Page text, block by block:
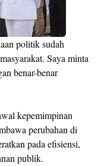
politik sudah
Saya minta
benar-benar
kepemimpinan
perubahan di
pada efisiensi,
publik.